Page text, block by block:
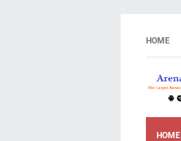
HOME
HOME